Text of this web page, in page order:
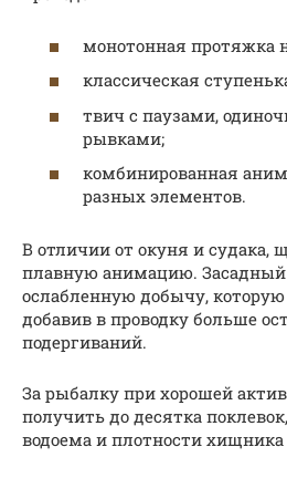
монотонная протяжка
классическая
твич с паузами,
рывками;
комбинированная
разных элементов.
В отличии от окуня и судака,
плавную анимацию.
ослабленную добычу,
добавив в проводку больше
подергиваний.
За рыбалку при хорошей
получить до десятка
водоема и плотности хищника